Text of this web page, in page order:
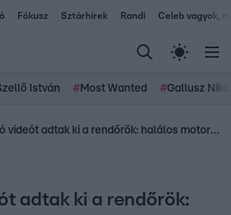
Fókusz Sztárhírek Randi Celeb vagyok,
István # Most Wanted #Gallusz
Sokkoló videót adtak ki a rendőrök: halálos motorbalesetekkel figyelmeztetnek a szezon előtt
adtak ki a rendőrök: